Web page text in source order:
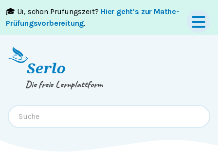
🎓 Ui, schon Prüfungszeit? Hier geht's zur Mathe-
Prüfungsvorbereitung.
Springe zumInhaltoderFooter
Die freie Lernplattform